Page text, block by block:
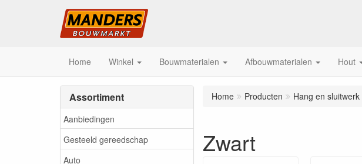
Home Winkel Bouwmaterialen Afbouwmaterialen Hout
Assortiment
Aanbiedingen
Gesteeld gereedschap
Auto
Home Producten Hang en sluitwerk
Zwart